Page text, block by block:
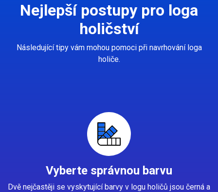
Nejlepší postupy pro loga
holičství
Následující tipy vám mohou pomoci při navrhování loga
holiče.
Vyberte správnou barvu
Dvě nejčastěji se vyskytující barvy v logu holičů jsou černá a